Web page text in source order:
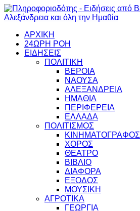
ΑΡΧΙΚΗ
24ΩΡΗ ΡΟΗ
ΕΙΔΗΣΕΙΣ
ΠΟΛΙΤΙΚΗ
ΒΕΡΟΙΑ
ΝΑΟΥΣΑ
ΑΛΕΞΑΝΔΡΕΙΑ
ΗΜΑΘΙΑ
ΠΕΡΙΦΕΡΕΙΑ
ΕΛΛΑΔΑ
ΠΟΛΙΤΙΣΜΟΣ
ΚΙΝΗΜΑΤΟΓΡΑΦΟΣ
ΧΟΡΟΣ
ΘΕΑΤΡΟ
ΒΙΒΛΙΟ
ΔΙΑΦΟΡΑ
ΕΞΟΔΟΣ
ΜΟΥΣΙΚΗ
ΑΓΡΟΤΙΚΑ
ΓΕΩΡΓΙΑ